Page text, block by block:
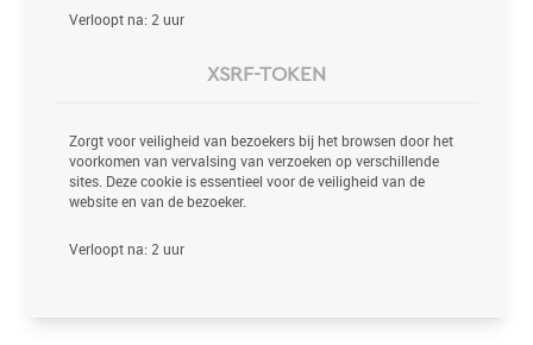
Verloopt na: 2 uur
XSRF-TOKEN
Zorgt voor veiligheid van bezoekers bij het browsen door het
voorkomen van vervalsing van verzoeken op verschillende
sites. Deze cookie is essentieel voor de veiligheid van de
website en van de bezoeker.
Verloopt na: 2 uur